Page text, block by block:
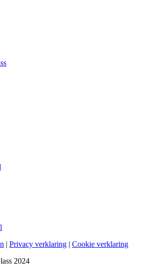
| Privacy verklaring | Cookie verklaring
2024